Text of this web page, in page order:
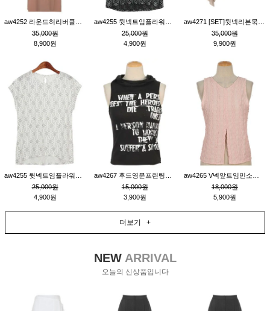
35,000원
8,900원
25,000원
4,900원
35,000원
9,900원
25,000원
4,900원
15,000원
3,900원
18,000원
5,900원
더보기 +
NEWARRIVAL
오늘의 신상품입니다